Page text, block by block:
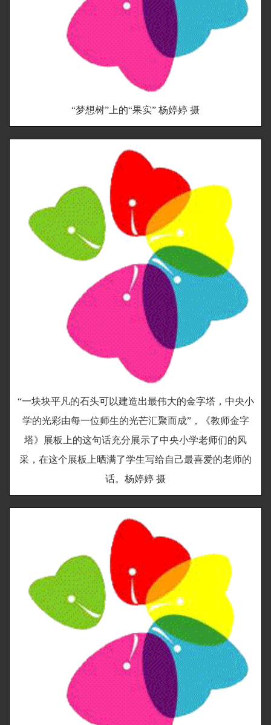
“梦想树”上的“果实” 杨婷婷 摄
“一块块平凡的石头可以建造出最伟大的金字塔，中央小
学的光彩由每一位师生的光芒汇聚而成”，《教师金字
塔》展板上的这句话充分展示了中央小学老师们的风
采，在这个展板上晒满了学生写给自己最喜爱的老师的
话。杨婷婷 摄